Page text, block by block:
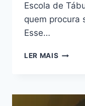
Escola de
quem procura
Esse…
LER MAIS CURSO
BOM